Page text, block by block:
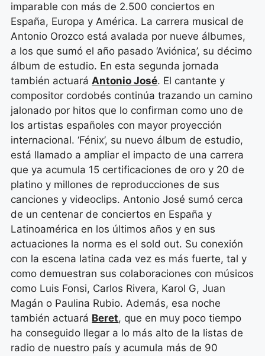
imparable con más de 2.500 conciertos en
España, Europa y América. La carrera musical de
Antonio Orozco está avalada por nueve álbumes,
a los que sumó el año pasado ‘Aviónica’, su décimo
álbum de estudio. En esta segunda jornada
también actuaráAntonio José. El cantante y
compositor cordobés continúa trazando un camino
jalonado por hitos que lo confirman como uno de
los artistas españoles con mayor proyección
internacional. ‘Fénix’, su nuevo álbum de estudio,
está llamado a ampliar el impacto de una carrera
que ya acumula 15 certificaciones de oro y 20 de
platino y millones de reproducciones de sus
canciones y videoclips.Antonio José sumó cerca
de un centenar de conciertos en España y
Latinoamérica en los últimos años y en sus
actuaciones la norma es el sold out. Su conexión
con la escena latina cada vez es más fuerte, tal y
como demuestran sus colaboraciones con músicos
como Luis Fonsi, Carlos Rivera, Karol G, Juan
Magán o Paulina Rubio.Además, esa noche
también actuará Beret, que en muy poco tiempo
ha conseguido llegar a lo más alto de la listas de
radio de nuestro país y acumula más de 90